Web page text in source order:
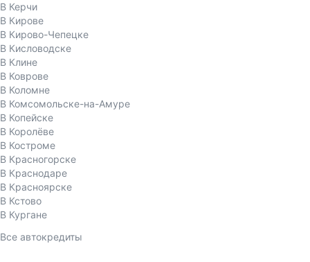
В Керчи
В Кирове
В Кирово-Чепецке
В Кисловодске
В Клине
В Коврове
В Коломне
В Комсомольске-на-Амуре
В Копейске
В Королёве
В Костроме
В Красногорске
В Краснодаре
В Красноярске
В Кстово
В Кургане
Все автокредиты